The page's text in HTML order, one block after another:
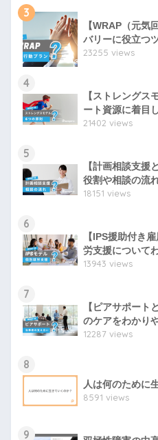
3
【WRAP（元気
バリーに役立つ
23255 views
4
【ストレングス
ート資源に着目
21402 views
5
【計画相談支援
役割や相談の流
18151 views
6
【IPS援助付き
労支援について
13943 views
7
【ピアサポート
のケアをわかり
12287 views
8
人は何のために
8591 views
9